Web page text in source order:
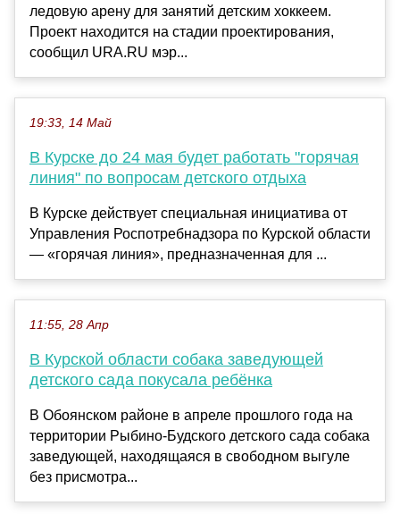
ледовую арену для занятий детским хоккеем.
Проект находится на стадии проектирования,
сообщил URA.RU мэр...
19:33, 14 Май
В Курске до 24 мая будет работать "горячая
линия" по вопросам детского отдыха
В Курске действует специальная инициатива от
Управления Роспотребнадзора по Курской области
— «горячая линия», предназначенная для ...
11:55, 28 Апр
В Курской области собака заведующей
детского сада покусала ребёнка
В Обоянском районе в апреле прошлого года на
территории Рыбино-Будского детского сада собака
заведующей, находящаяся в свободном выгуле
без присмотра...